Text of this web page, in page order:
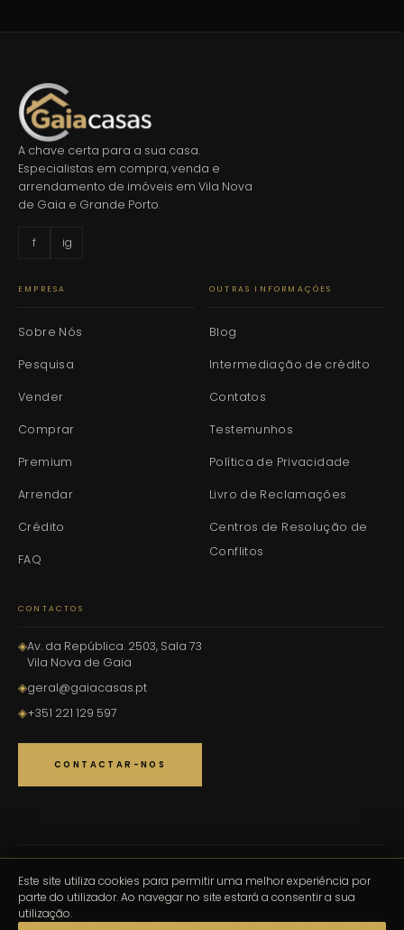
A chave certa para a sua casa.
Especialistas em compra, venda e
arrendamento de imóveis em Vila Nova
de Gaia e Grande Porto.
f ig
EMPRESA
Sobre Nós
Pesquisa
Vender
Comprar
Premium
Arrendar
Crédito
FAQ
OUTRAS INFORMAÇÕES
Blog
Intermediação de crédito
Contatos
Testemunhos
Política de Privacidade
Livro de Reclamações
Centros de Resolução de
Conflitos
CONTACTOS
◈Av. da República. 2503, Sala 73
Vila Nova de Gaia
◈geral@gaiacasas.pt
◈+351 221 129 597
CONTACTAR-NOS
LICENÇA DA AMI:14539
INTERMEDIÁRIOS DE CRÉDITO:0006649
® MARCA REGISTADA - 2026 - TODOS OS DIREITOS RESERVADOS
Este site utiliza cookies para permitir uma melhor experiência por
parte do utilizador. Ao navegar no site estará a consentir a sua
utilização.